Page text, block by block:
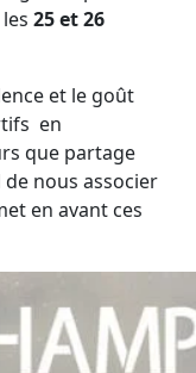
25 et 26
et le goût
en
que partage
nous associer
en avant ces